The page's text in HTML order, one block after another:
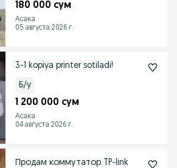
180 000 сум
Асака
05 августа 2026 г.
3-1 kopiya printer sotiladi!
Б/у
1 200 000 сум
Асака
04 августа 2026 г.
Продам коммутатор TP-link